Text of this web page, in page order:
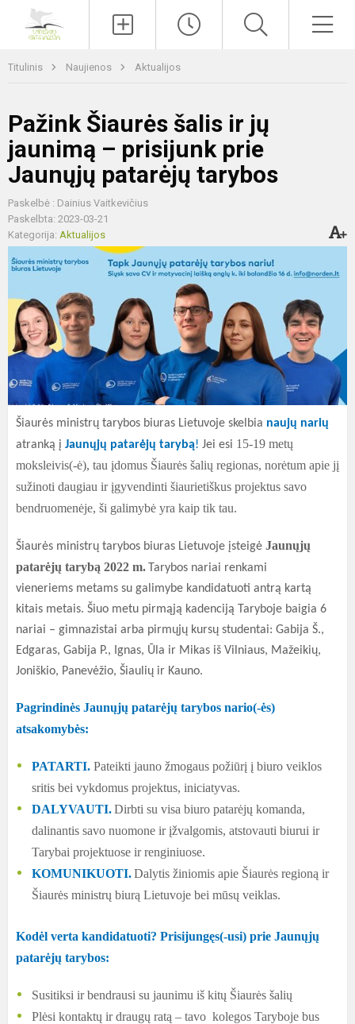
Titulinis Naujienos Aktualijos
Pažink Šiaurės šalis ir jų
jaunimą – prisijunk prie
Jaunųjų patarėjų tarybos
Paskelbė : Dainius Vaitkevičius
Paskelbta: 2023-03-21
Kategorija: Aktualijos
Šiaurės ministrų tarybos biuras Lietuvoje skelbia naujų narių
atranką į Jaunųjų patarėjų tarybą! Jei esi 15-19 metų
moksleivis(-ė), tau įdomus Šiaurės šalių regionas, norėtum apie jį
sužinoti daugiau ir įgyvendinti šiaurietiškus projektus savo
bendruomenėje, ši galimybė yra kaip tik tau.
Šiaurės ministrų tarybos biuras Lietuvoje įsteigė Jaunųjų
patarėjų tarybą 2022 m.
Tarybos nariai renkami
vieneriems metams su galimybe kandidatuoti antrą kartą
kitais metais. Šiuo metu pirmąją kadenciją Taryboje baigia 6
nariai – gimnazistai arba pirmųjų kursų studentai: Gabija Š.,
Edgaras, Gabija P., Ignas, Ūla ir Mikas iš Vilniaus, Mažeikių,
Joniškio, Panevėžio, Šiaulių ir Kauno.
Pagrindinės Jaunųjų patarėjų tarybos nario(-ės)
atsakomybės:
PATARTI. Pateikti jauno žmogaus požiūrį į biuro veiklos
sritis bei vykdomus projektus, iniciatyvas.
DALYVAUTI.Dirbti su visa biuro patarėjų komanda,
dalinantis savo nuomone ir įžvalgomis, atstovauti biurui ir
Tarybai projektuose ir renginiuose.
KOMUNIKUOTI.Dalytis žiniomis apie Šiaurės regioną ir
Šiaurės ministrų biurą Lietuvoje bei mūsų veiklas.
Kodėl verta kandidatuoti? Prisijungęs(-usi) prie Jaunųjų
patarėjų tarybos:
Susitiksi ir bendrausi su jaunimu iš kitų Šiaurės šalių
Plėsi kontaktų ir draugų ratą – tavo kolegos Taryboje bus